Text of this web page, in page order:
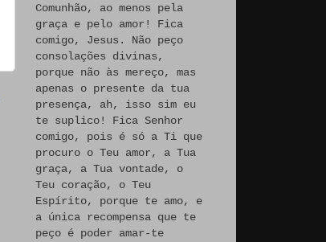
Comunhão, ao menos pela
graça e pelo amor! Fica
comigo, Jesus. Não peço
consolações divinas,
porque não às mereço, mas
apenas o presente da tua
presença, ah, isso sim eu
te suplico! Fica Senhor
comigo, pois é só a Ti que
procuro o Teu amor, a Tua
graça, a Tua vontade, o
Teu coração, o Teu
Espírito, porque te amo, e
a única recompensa que te
peço é poder amar-te